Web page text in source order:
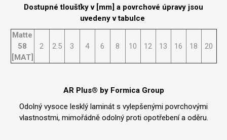
Dostupné tloušťky v [mm] a povrchové úpravy jsou
uvedeny v tabulce
Matte
58
[MAT]
2 2.5 3 4 6 8 10 12 13 16 18 20
AR Plus® by Formica Group
Odolný vysoce lesklý laminát s vylepšenými povrchovými
vlastnostmi, mimořádně odolný proti opotřebení a oděru.